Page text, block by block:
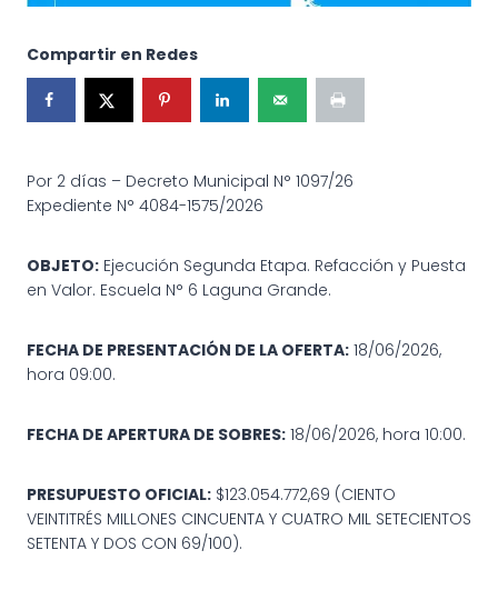
Compartir en Redes
Por 2 días – Decreto Municipal N° 1097/26
Expediente N° 4084-1575/2026
OBJETO: Ejecución Segunda Etapa. Refacción y Puesta
en Valor. Escuela N° 6 Laguna Grande.
FECHA DE PRESENTACIÓN DE LA OFERTA: 18/06/2026,
hora 09:00.
FECHA DE APERTURA DE SOBRES: 18/06/2026, hora 10:00.
PRESUPUESTO OFICIAL: $123.054.772,69 (CIENTO
VEINTITRÉS MILLONES CINCUENTA Y CUATRO MIL SETECIENTOS
SETENTA Y DOS CON 69/100).